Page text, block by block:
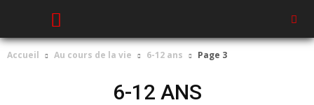
Accueil Au cours de la vie 6-12 ans Page 3
6-12 ANS